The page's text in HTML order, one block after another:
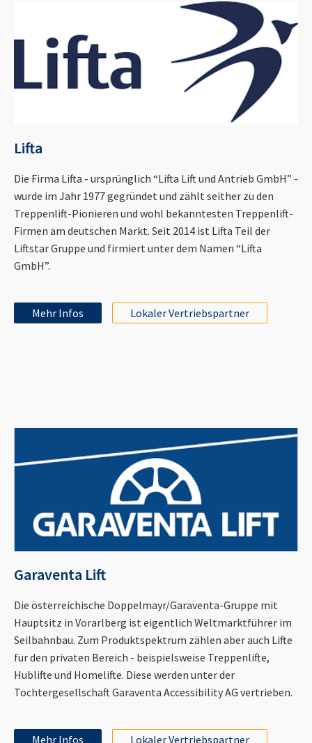
Lifta
Die Firma Lifta - ursprünglich “Lifta Lift und Antrieb GmbH” -
wurde im Jahr 1977 gegründet und zählt seither zu den
Treppenlift-Pionieren und wohl bekanntesten Treppenlift-
Firmen am deutschen Markt. Seit 2014 ist Lifta Teil der
Liftstar Gruppe und firmiert unter dem Namen “Lifta
GmbH”.
Mehr Infos Lokaler Vertriebspartner
Garaventa Lift
Die österreichische Doppelmayr/Garaventa-Gruppe mit
Hauptsitz in Vorarlberg ist eigentlich Weltmarktführer im
Seilbahnbau. Zum Produktspektrum zählen aber auch Lifte
für den privaten Bereich - beispielsweise Treppenlifte,
Hublifte und Homelifte. Diese werden unter der
Tochtergesellschaft Garaventa Accessibility AG vertrieben.
Mehr Infos Lokaler Vertriebspartner